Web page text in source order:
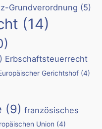
Grundverordnung (5)
(14)
Erbschaftsteuerrecht
Gerichtshof (4)
(9) französisches
Union (4)